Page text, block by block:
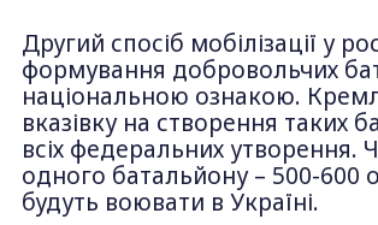
Другий спосіб мобілізації у
формування добровольчих
національною ознакою.
вказівку на створення таких
всіх федеральних утворення.
одного батальйону – 500-600
будуть воювати в Україні.